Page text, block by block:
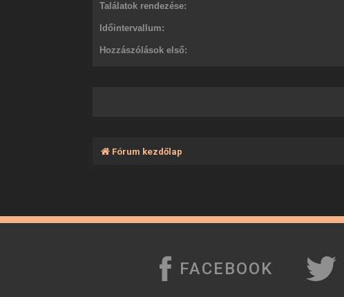
Találatok rendezése:
Időintervallum:
Hozzászólások első:
Fórum kezdőlap
FACEBOOK